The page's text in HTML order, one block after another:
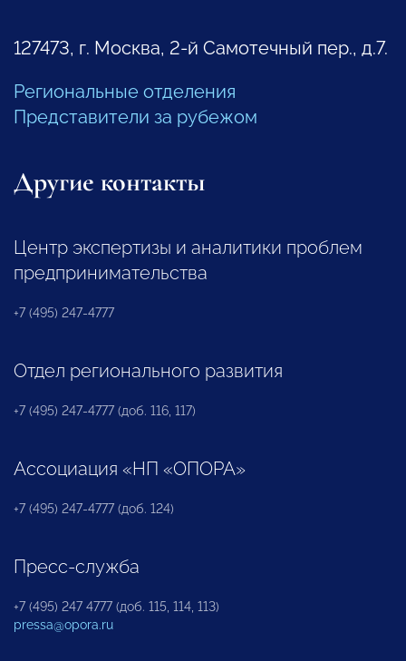
127473, г. Москва, 2-й Самотечный пер., д.7.
Региональные отделения
Представители за рубежом
Другие контакты
Центр экспертизы и аналитики проблем
предпринимательства
+7 (495) 247-4777
Отдел регионального развития
+7 (495) 247-4777 (доб. 116, 117)
Ассоциация «НП «ОПОРА»
+7 (495) 247-4777 (доб. 124)
Пресс-служба
+7 (495) 247 4777 (доб. 115, 114, 113)
pressa@opora.ru